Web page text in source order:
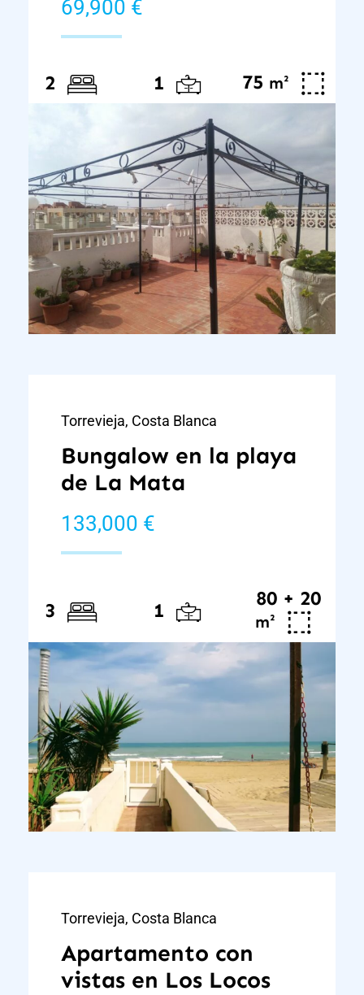
69,900 €
2 1 75 m²
Torrevieja, Costa Blanca
Bungalow en la playa
de La Mata
133,000 €
3 1
80 + 20
m²
Torrevieja, Costa Blanca
Apartamento con
vistas en Los Locos